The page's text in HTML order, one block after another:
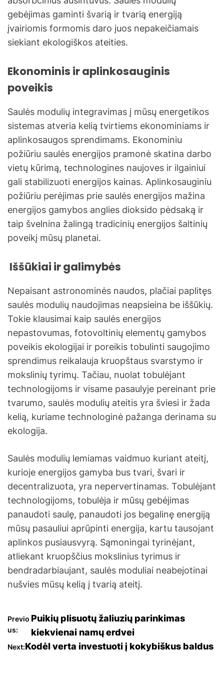
gebėjimas gaminti švarią ir tvarią energiją
įvairiomis formomis daro juos nepakeičiamais
siekiant ekologiškos ateities.
Ekonominis ir aplinkosauginis
poveikis
Saulės modulių integravimas į mūsų energetikos
sistemas atveria kelią tvirtiems ekonominiams ir
aplinkosaugos sprendimams. Ekonominiu
požiūriu saulės energijos pramonė skatina darbo
vietų kūrimą, technologines naujoves ir ilgainiui
gali stabilizuoti energijos kainas. Aplinkosauginiu
požiūriu perėjimas prie saulės energijos mažina
energijos gamybos anglies dioksido pėdsaką ir
taip švelnina žalingą tradicinių energijos šaltinių
poveikį mūsų planetai.
Iššūkiai ir galimybės
Nepaisant astronominės naudos, plačiai paplitęs
saulės modulių naudojimas neapsieina be iššūkių.
Tokie klausimai kaip saulės energijos
nepastovumas, fotovoltinių elementų gamybos
poveikis ekologijai ir poreikis tobulinti saugojimo
sprendimus reikalauja kruopštaus svarstymo ir
mokslinių tyrimų. Tačiau, nuolat tobulėjant
technologijoms ir visame pasaulyje pereinant prie
tvarumo, saulės modulių ateitis yra šviesi ir žada
kelią, kuriame technologinė pažanga derinama su
ekologija.
Saulės modulių lemiamas vaidmuo kuriant ateitį,
kurioje energijos gamyba bus tvari, švari ir
decentralizuota, yra nepervertinamas. Tobulėjant
technologijoms, tobulėja ir mūsų gebėjimas
panaudoti saulę, panaudoti jos begalinę energiją
mūsų pasauliui aprūpinti energija, kartu tausojant
aplinkos pusiausvyrą. Sąmoningai tyrinėjant,
atliekant kruopščius mokslinius tyrimus ir
bendradarbiaujant, saulės moduliai neabejotinai
nušvies mūsų kelią į tvarią ateitį.
N
a
Previo
us:
Puikių plisuotų žaliuzių parinkimas
kiekvienai namų erdvei
Next:Kodėl verta investuoti į kokybiškus baldus